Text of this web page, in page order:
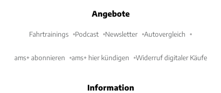
Angebote
Fahrtrainings Podcast Newsletter Autovergleich
ams+ abonnieren ams+ hier kündigen Widerruf digitaler Käufe
Information